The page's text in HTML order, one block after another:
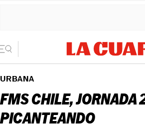
URBANA
FMS CHILE, JORNADA
PICANTEANDO